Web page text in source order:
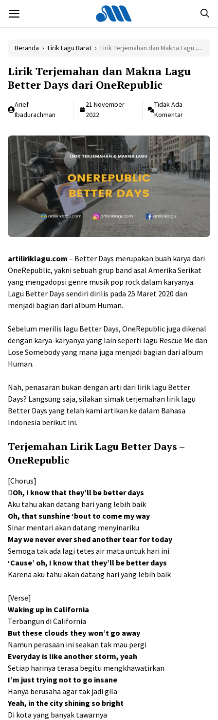
isi
MENU
Beranda › Lirik Lagu Barat › Lirik Terjemahan dan Makna Lagu Better Days dari OneRepublic
Lirik Terjemahan dan Makna Lagu
Better Days dari OneRepublic
Arief
Ibadurachman
21 November
2022
Tidak Ada
Komentar
artiliriklagu.com – Better Days merupakan buah karya dari
OneRepublic, yakni sebuah grup band asal Amerika Serikat
yang mengadopsi genre musik pop rock dalam karyanya.
Lagu Better Days sendiri dirilis pada 25 Maret 2020 dan
menjadi bagian dari album Human.
Sebelum merilis lagu Better Days, OneRepublic juga dikenal
dengan karya-karyanya yang lain seperti lagu Rescue Me dan
Lose Somebody yang mana juga menjadi bagian dari album
Human.
Nah, penasaran bukan dengan arti dari lirik lagu Better
Days? Langsung saja, silakan simak terjemahan lirik lagu
Better Days yang telah kami artikan ke dalam Bahasa
Indonesia berikut ini.
Terjemahan Lirik Lagu Better Days –
OneRepublic
[Chorus]
DOh, I know that they’ll be better days
Aku tahu akan datang hari yang lebih baik
Oh, that sunshine ‘bout to come my way
Sinar mentari akan datang menyinariku
May we never ever shed another tear for today
Semoga tak ada lagi tetes air mata untuk hari ini
‘Cause’ oh, I know that they’ll be better days
Karena aku tahu akan datang hari yang lebih baik
[Verse]
Waking up in California
Terbangun di California
But these clouds they won’t go away
Namun perasaan ini seakan tak mau pergi
Everyday is like another storm, yeah
Setiap harinya terasa begitu mengkhawatirkan
I’m just trying not to go insane
Hanya berusaha agar tak jadi gila
Yeah, in the city shining so bright
Di kota yang banyak tawarnya